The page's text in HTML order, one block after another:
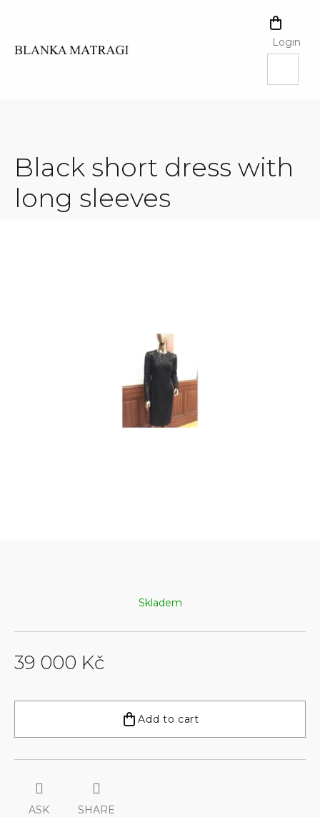
CART
Login
Black short dress with
long sleeves
39 000 Kč
price:
Skladem
Add to cart
ASK SHARE